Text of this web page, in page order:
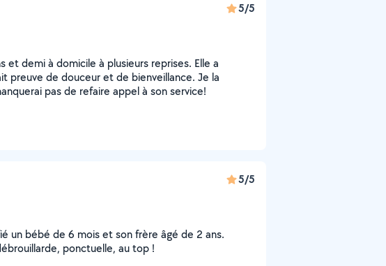
5/5
et demi à domicile à plusieurs reprises. Elle a
preuve de douceur et de bienveillance. Je la
pas de refaire appel à son service!
5/5
un bébé de 6 mois et son frère âgé de 2 ans.
ponctuelle, au top !